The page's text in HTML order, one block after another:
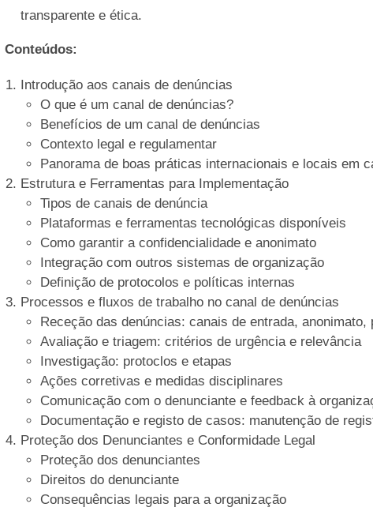
transparente e ética.
Conteúdos:
Introdução aos canais de denúncias
O que é um canal de denúncias?
Benefícios de um canal de denúncias
Contexto legal e regulamentar
Panorama de boas práticas internacionais e locais em
Estrutura e Ferramentas para Implementação
Tipos de canais de denúncia
Plataformas e ferramentas tecnológicas disponíveis
Como garantir a confidencialidade e anonimato
Integração com outros sistemas de organização
Definição de protocolos e políticas internas
Processos e fluxos de trabalho no canal de denúncias
Receção das denúncias: canais de entrada, anonimato,
Avaliação e triagem: critérios de urgência e relevância
Investigação: protoclos e etapas
Ações corretivas e medidas disciplinares
Comunicação com o denunciante e feedback à
Documentação e registo de casos: manutenção de
Proteção dos Denunciantes e Conformidade Legal
Proteção dos denunciantes
Direitos do denunciante
Consequências legais para a organização